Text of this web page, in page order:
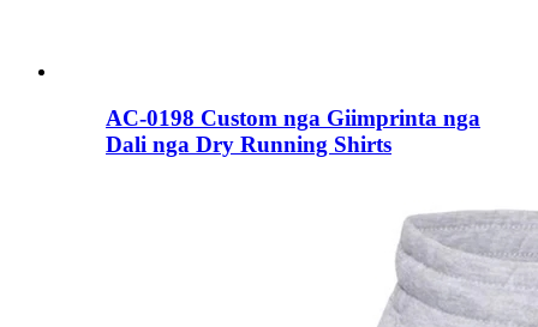
AC-0198 Custom nga Giimprinta nga
Dali nga Dry Running Shirts